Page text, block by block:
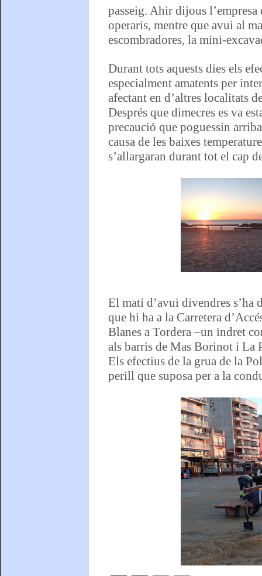
passeig. Ahir dijous l’empresa
operaris, mentre que avui al
escombradores, la mini-
Durant tots aquests dies els
especialment amatents per
afectant en d’altres localitats
Després que dimecres es va
precaució que poguessin
causa de les baixes
s’allargaran durant tot el cap
El matí d’avui divendres s’ha
que hi ha a la Carretera
Blanes a Tordera –un indret
als barris de Mas Borinot i La
Els efectius de la grua de la
perill que suposa per a la